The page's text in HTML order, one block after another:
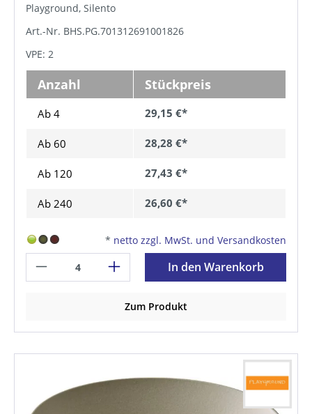
Playground, Silento
Art.-Nr. BHS.PG.701312691001826
VPE: 2
Anzahl Stückpreis
Ab 4 29,15 €*
Ab 60 28,28 €*
Ab 120 27,43 €*
Ab 240 26,60 €*
* netto zzgl. MwSt. und Versandkosten
In den Warenkorb
Zum Produkt